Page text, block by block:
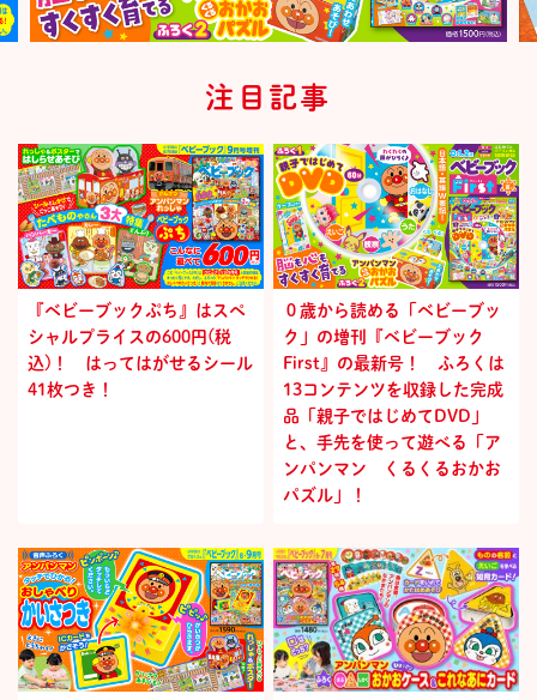
注目記事
『ベビーブックぷち』はスペ
シャルプライスの600円(税
込)！ はってはがせるシール
41枚つき！
０歳から読める「ベビーブッ
ク」の増刊『ベビーブック
First』の最新号！ ふろくは
13コンテンツを収録した完成
品「親子ではじめてDVD」
と、手先を使って遊べる「ア
ンパンマン くるくるおかお
パズル」！